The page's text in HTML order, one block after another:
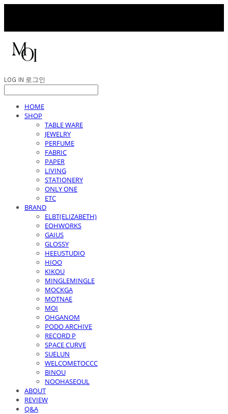
LOG IN 로그인
HOME
SHOP
TABLE WARE
JEWELRY
PERFUME
FABRIC
PAPER
LIVING
STATIONERY
ONLY ONE
ETC
BRAND
ELBT(ELIZABETH)
EOHWORKS
GAIUS
GLOSSY
HEEUSTUDIO
HIOO
KIKOU
MINGLEMINGLE
MOCKGA
MOTNAE
MOI
OHGANOM
PODO ARCHIVE
RECORD P
SPACE CURVE
SUELUN
WELCOMETOCCC
BINOU
NOOHASEOUL
ABOUT
REVIEW
Q&A